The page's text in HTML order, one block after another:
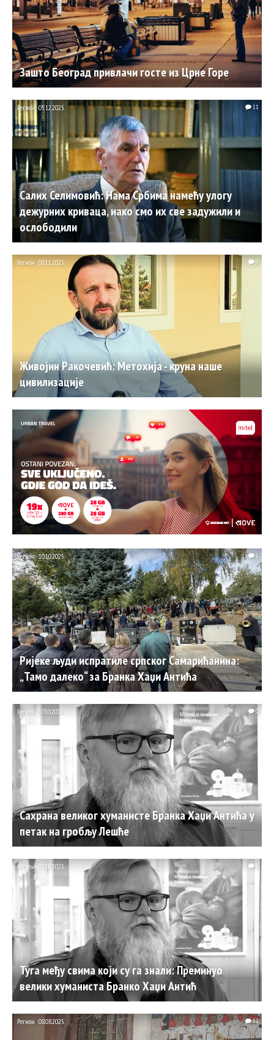
Зашто Београд привлачи госте из Црне Горе
Салих Селимовић: Нама Србима намећу улогу
дежурних криваца, иако смо их све задужили и
ослободили
Регион 05.12.2025. 11
Живојин Ракочевић: Метохија - круна наше
цивилизације
Регион 08.11.2025. 0
Ријеке људи испратиле српског Самарићанина:
„Тамо далеко“ за Бранка Хаџи Антића
Регион 10.10.2025. 1
Сахрана великог хуманисте Бранка Хаџи Антића у
петак на гробљу Лешће
Регион 07.10.2025. 0
Туга међу свима који су га знали: Преминуо
велики хуманиста Бранко Хаџи Антић
Регион 05.10.2025. 1
Регион 08.08.2025. 12